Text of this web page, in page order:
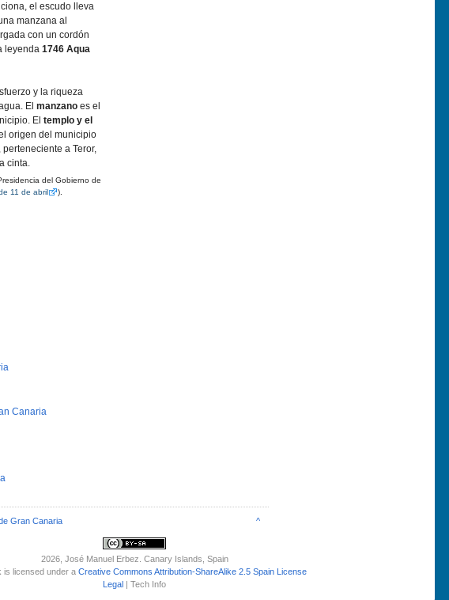
el escudo lleva
manzana al
con un cordón
leyenda 1746 Aqua
y la riqueza
El manzano es el
El templo y el
origen del municipio
a Teror,
cinta.
del Gobierno de
11 de abril ).
Canaria
Gran Canaria ^
2026, José Manuel Erbez. Canary Islands, Spain
is licensed under a Creative Commons Attribution-ShareAlike 2.5 Spain License
Legal | Tech Info